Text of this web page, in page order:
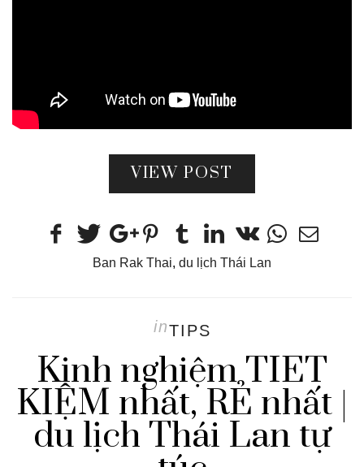
VIEW POST
Ban Rak Thai, du lịch Thái Lan
inTIPS
Kinh nghiệm TIẾT
KIỆM nhất, RẺ nhất |
du lịch Thái Lan tự